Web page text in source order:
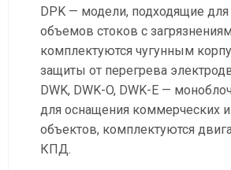
DPK — модели, подходящие
объемов стоков с
комплектуются чугунным
защиты от перегрева
DWK, DWK-O, DWK-E —
для оснащения коммерческих
объектов, комплектуются
КПД.